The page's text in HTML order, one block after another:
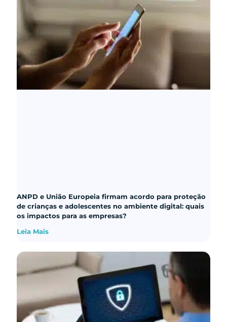
ANPD e União Europeia firmam acordo para proteção
de crianças e adolescentes no ambiente digital: quais
os impactos para as empresas?
Leia Mais